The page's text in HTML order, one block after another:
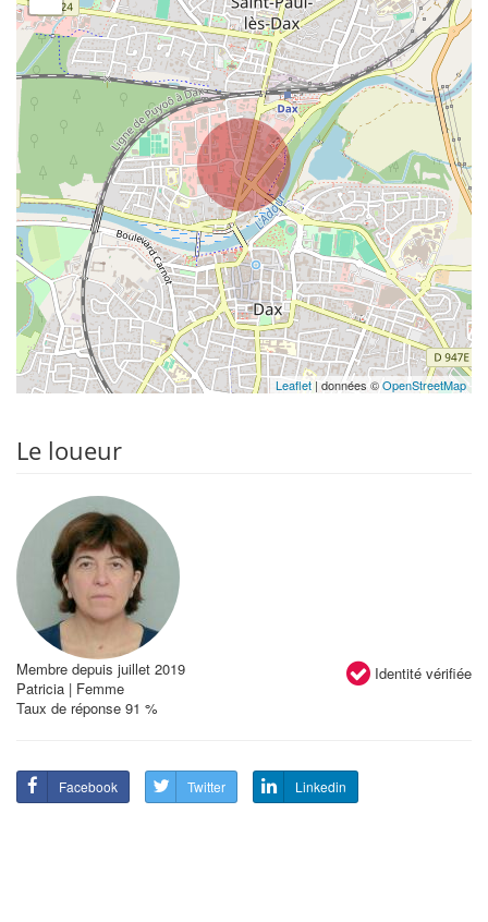
Leaflet| données ©OpenStreetMap
Le loueur
Identité vérifiée
Membre depuis juillet 2019
Patricia | Femme
Taux de réponse 91 %
Facebook Twitter Linkedin